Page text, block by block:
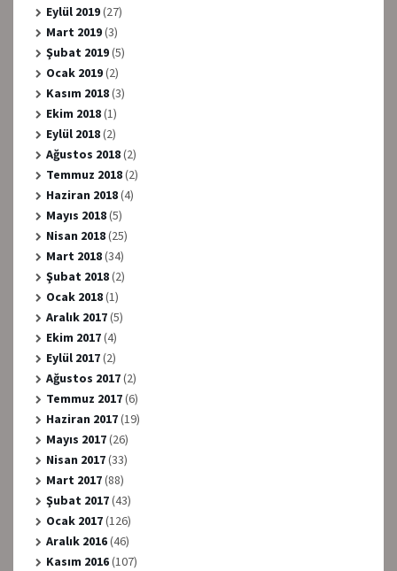
Eylül 2019(27)
Mart 2019(3)
Şubat 2019(5)
Ocak 2019(2)
Kasım 2018(3)
Ekim 2018(1)
Eylül 2018(2)
Ağustos 2018(2)
Temmuz 2018(2)
Haziran 2018(4)
Mayıs 2018(5)
Nisan 2018(25)
Mart 2018(34)
Şubat 2018(2)
Ocak 2018(1)
Aralık 2017(5)
Ekim 2017(4)
Eylül 2017(2)
Ağustos 2017(2)
Temmuz 2017(6)
Haziran 2017(19)
Mayıs 2017(26)
Nisan 2017(33)
Mart 2017(88)
Şubat 2017(43)
Ocak 2017(126)
Aralık 2016(46)
Kasım 2016(107)